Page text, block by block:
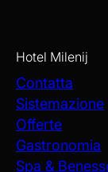
Hotel Milenij
Contatta
Sistemazione
Offerte
Gastronomia
Spa &